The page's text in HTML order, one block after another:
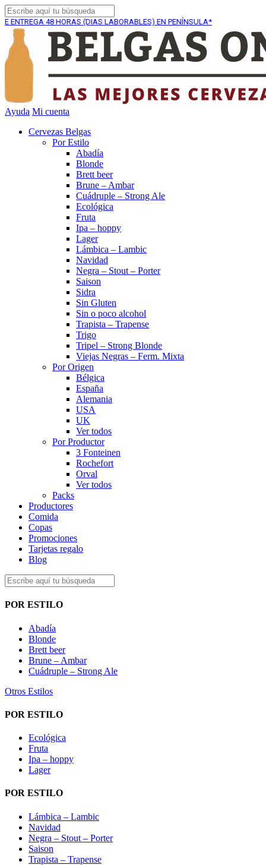
48 HORAS (DIAS LABORABLES) EN PENÍNSULA*
Ayuda Mi cuenta
Cervezas Belgas
Por Estilo
Abadía
Blonde
Brett beer
Brune – Ambar
Cuádruple – Strong Ale
Ecológica
Fruta
Ipa – hoppy
Lager
Lámbica – Lambic
Navidad
Negra – Stout – Porter
Saison
Sidra
Sin Gluten
Sin o poco alcohol
Trapista – Trapense
Trigo
Tripel – Strong Blonde
Viejas Negras – Ferm. Mixta
Por Origen
Bélgica
España
Alemania
USA
UK
Ver todos
Por Productor
3 Fonteinen
Rochefort
Orval
Ver todos
Packs
Productores
Comida
Copas
Promociones
Tarjetas regalo
Blog
POR ESTILO
Abadía
Blonde
Brett beer
Brune – Ambar
Cuádruple – Strong Ale
Otros Estilos
POR ESTILO
Ecológica
Fruta
Ipa – hoppy
Lager
POR ESTILO
Lámbica – Lambic
Navidad
Negra – Stout – Porter
Saison
Trapista – Trapense